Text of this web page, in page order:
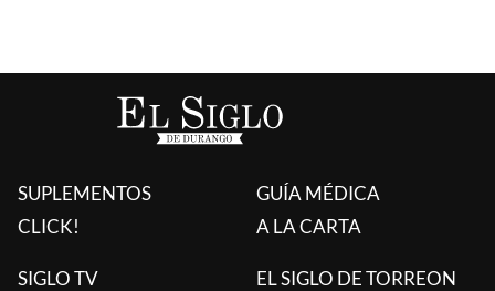
SUPLEMENTOS
CLICK!
GUÍA MÉDICA
A LA CARTA
SIGLO TV EL SIGLO DE TORREON